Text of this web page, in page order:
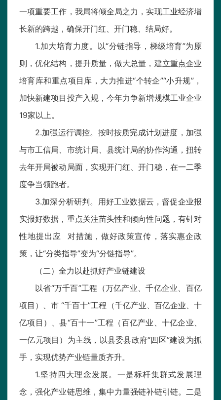
一项重要工作，我局将倾全局之力，实现工业经济增
长新的跨越，确保开门红、开门稳、结局好。
1.加大培育力度。以“分链指导，梯级培育”为原
则，优化结构，提升质量，做大总量，建立重点企业
培育库和重点项目库，大力推进“个转企”“小升规”，
加快新建项目投产入规，今年力争新增规模工业企业
19家以上。
2.加强运行调控。按时按质完成计划进度，加强
与市工信局、市统计局、县统计局的协作沟通，扭转
去年开局被动局面，实现开门红、开门稳，在一二季
度争当领跑者。
3.加深分析研判。用好工业数据云，督促企业报
实报好数据，重点关注苗头性和倾向性问题，有针对
性地提出应 对措施，做好政策宣传，落实惠企政
策，让“分类指导”变为“分链指导”。
（二）全力以赴抓好产业链建设
以省“万千百”工程（万亿产业、千亿企业、百亿
项目）、市 “千百十”工程（千亿产业、百亿企业、十
亿项目）、县“百十一”工程（百亿产业、十亿企业、
一亿元项目）为主线，以县委县政府“四区”建设为抓
手，实现优势产业链量质齐升。
1.坚持四大理念发展。一是标杆集群式发展理
念，强化产业链思维，集中力量强链补链引链。二是